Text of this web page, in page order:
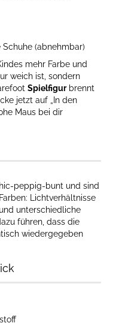
(abnehmbar)
mehr Farbe und
weich ist, sondern
Spielfigurbrennt
jetzt auf „In den
Maus bei dir
peppig-bunt und sind
Lichtverhältnisse
unterschiedliche
führen, dass die
wiedergegeben